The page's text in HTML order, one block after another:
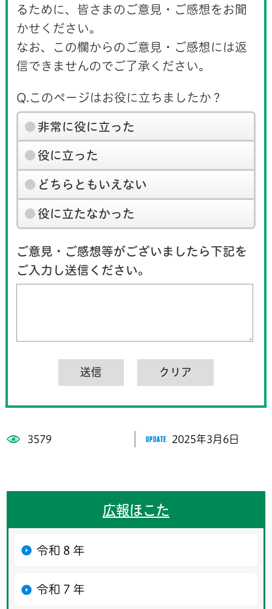
るために、皆さまのご意見・ご感想をお聞
かせください。
なお、この欄からのご意見・ご感想には返
信できませんのでご了承ください。
Q.このページはお役に立ちましたか？
非常に役に立った
役に立った
どちらともいえない
役に立たなかった
ご意見・ご感想等がございましたら下記を
ご入力し送信ください。
3579 2025年3月6日
広報ほこた
令和８年
令和７年